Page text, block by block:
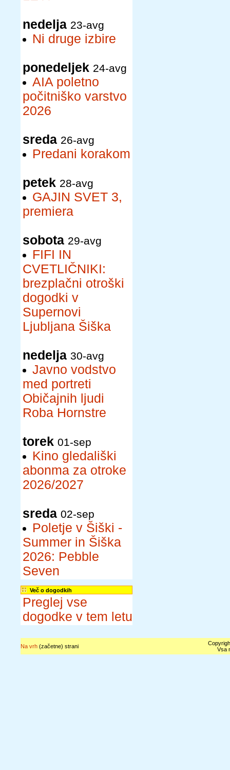
nedelja 23-avg
Ni druge izbire
ponedeljek 24-avg
AIA poletno
počitniško varstvo
2026
sreda 26-avg
Predani korakom
petek 28-avg
GAJIN SVET 3,
premiera
sobota 29-avg
FIFI IN
CVETLIČNIKI:
brezplačni otroški
dogodki v
Supernovi
Ljubljana Šiška
nedelja 30-avg
Javno vodstvo
med portreti
Običajnih ljudi
Roba Hornstre
torek 01-sep
Kino gledališki
abonma za otroke
2026/2027
sreda 02-sep
Poletje v Šiški -
Summer in Šiška
2026: Pebble
Seven
Več o dogodkih
Preglej vse
dogodke v tem letu
Na vrh(začetne) strani
Vsa